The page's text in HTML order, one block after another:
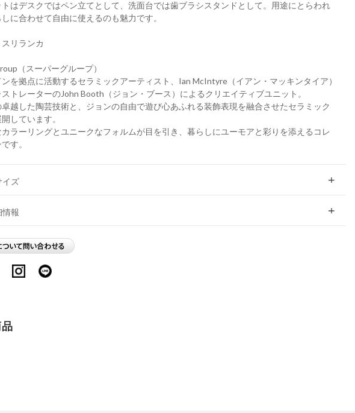
はデスクではペン立てとして、洗面台では歯ブラシスタンドとして。用途にとらわれ
に合わせて自由に使えるのも魅力です。
リランカ
（スーパーグループ）
を拠点に活動するセラミックアーティスト、Ian McIntyre（イアン・マッキンタイア）
ストレーターのJohn Booth（ジョン・ブース）によるクリエイティブユニット。
越した陶芸技術と、ジョンの自由で遊び心あふれる装飾表現を融合させたセラミック
しています。
ラーリングとユニークなフォルムが目を引き、暮らしにユーモアと彩りを添えるコレ
す。
イズ
情報